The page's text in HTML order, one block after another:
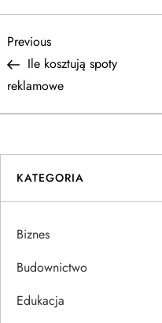
N
a
w
i
g
a
c
Previous
Post
Previous
Ile kosztują spoty
reklamowe
KATEGORIA
Biznes
Budownictwo
Edukacja